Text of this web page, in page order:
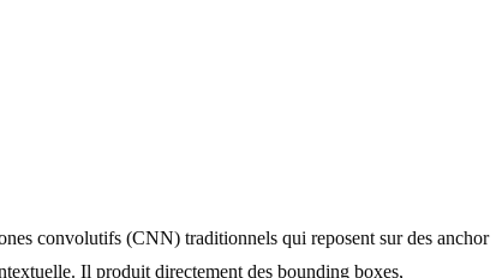
convolutifs (CNN) traditionnels qui reposent sur des anchor
Il produit directement des bounding boxes,